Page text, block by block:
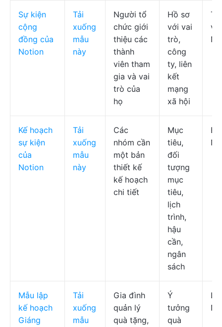
Sự kiện
cộng
đồng của
Notion
Tải
xuống
mẫu
này
Người tổ
chức giới
thiệu các
thành
viên tham
gia và vai
trò của
họ
Hồ sơ
với vai
trò,
công
ty, liên
kết
mạng
xã hội
Kế hoạch
sự kiện
của
Notion
Tải
xuống
mẫu
này
Các
nhóm cần
một bản
thiết kế
kế hoạch
chi tiết
Mục
tiêu,
đối
tượng
mục
tiêu,
lịch
trình,
hậu
cần,
ngân
sách
Mẫu lập
kế hoạch
Giáng
Tải
xuống
mẫu
Gia đình
quản lý
quà tặng,
Ý
tưởng
quà